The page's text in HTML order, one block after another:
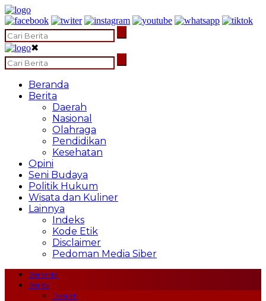
✖
Beranda
Berita
Daerah
Nasional
Olahraga
Pendidikan
Kesehatan
Opini
Seni Budaya
Politik Hukum
Wisata dan Kuliner
Lainnya
Indeks
Kode Etik
Disclaimer
Pedoman Media Siber
Beranda
Berita
Daerah